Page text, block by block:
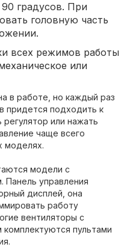
градусов. При
головную часть
всех режимов работы
или
в работе, но каждый раз
придется подходить к
или нажать
чаще всего
моделях.
модели с
Панель управления
дисплей, она
работу
вентиляторы с
пультами